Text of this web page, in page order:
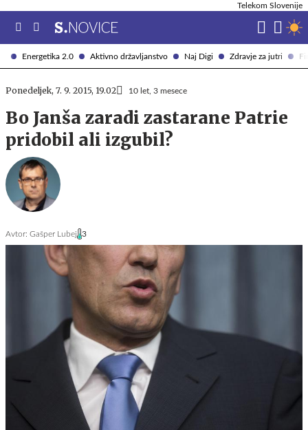
Energetika 2.0 Aktivno državljanstvo Naj Digi Zdravje za jutri
Telekom Slovenije
Ponedeljek, 7. 9. 2015, 19.02 10 let, 3 mesece
Bo Janša zaradi zastarane Patrie
pridobil ali izgubil?
Avtor: Gašper Lubej 3